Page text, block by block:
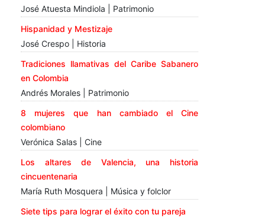
José Atuesta Mindiola | Patrimonio
Hispanidad y Mestizaje
José Crespo | Historia
Tradiciones llamativas del Caribe Sabanero
en Colombia
Andrés Morales | Patrimonio
8 mujeres que han cambiado el Cine
colombiano
Verónica Salas | Cine
Los altares de Valencia, una historia
cincuentenaria
María Ruth Mosquera | Música y folclor
Siete tips para lograr el éxito con tu pareja